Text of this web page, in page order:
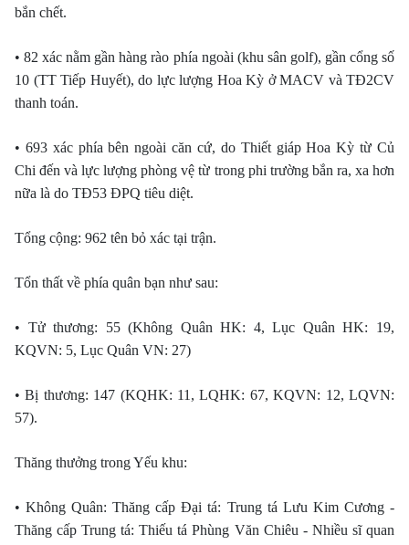
bắn chết.
• 82 xác nằm gần hàng rào phía ngoài (khu sân golf), gần cổng số
10 (TT Tiếp Huyết), do lực lượng Hoa Kỳ ở MACV và TÐ2CV
thanh toán.
• 693 xác phía bên ngoài căn cứ, do Thiết giáp Hoa Kỳ từ Củ
Chi đến và lực lượng phòng vệ từ trong phi trường bắn ra, xa hơn
nữa là do TÐ53 ÐPQ tiêu diệt.
Tổng cộng: 962 tên bỏ xác tại trận.
Tổn thất về phía quân bạn như sau:
• Tử thương: 55 (Không Quân HK: 4, Lục Quân HK: 19,
KQVN: 5, Lục Quân VN: 27)
• Bị thương: 147 (KQHK: 11, LQHK: 67, KQVN: 12, LQVN:
57).
Thăng thưởng trong Yếu khu:
• Không Quân: Thăng cấp Ðại tá: Trung tá Lưu Kim Cương -
Thăng cấp Trung tá: Thiếu tá Phùng Văn Chiêu - Nhiều sĩ quan